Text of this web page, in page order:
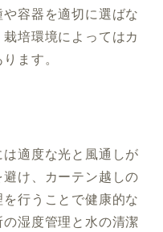
容器を適切に選ばな
培環境によってはカ
ます。
適度な光と風通しが
け、カーテン越しの
行うことで健康的な
湿度管理と水の清潔